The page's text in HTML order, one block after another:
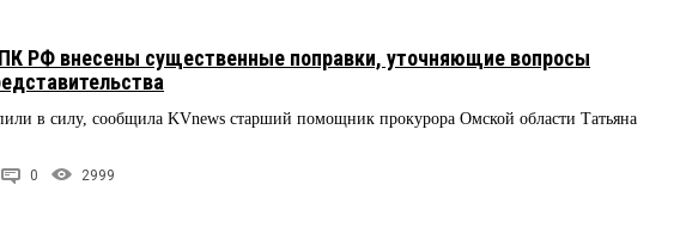
РФ внесены существенные поправки, уточняющие вопросы
в силу, сообщила KVnews старший помощник прокурора Омской области Татьяна
0 2999